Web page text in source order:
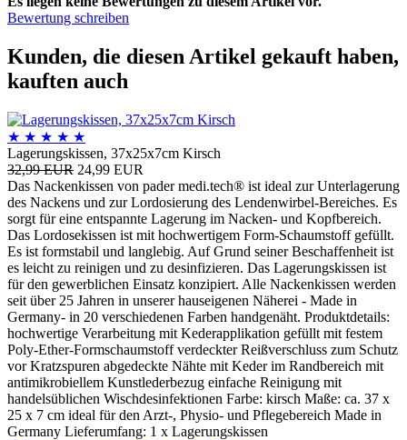
Bewertung schreiben
Kunden, die diesen Artikel gekauft haben,
kauften auch
★ ★ ★ ★ ★
Lagerungskissen, 37x25x7cm Kirsch
32,99 EUR 24,99 EUR
Das Nackenkissen von pader medi.tech® ist ideal zur Unterlagerung
des Nackens und zur Lordosierung des Lendenwirbel-Bereiches. Es
sorgt für eine entspannte Lagerung im Nacken- und Kopfbereich.
Das Lordosekissen ist mit hochwertigem Form-Schaumstoff gefüllt.
Es ist formstabil und langlebig. Auf Grund seiner Beschaffenheit ist
es leicht zu reinigen und zu desinfizieren. Das Lagerungskissen ist
für den gewerblichen Einsatz konzipiert. Alle Nackenkissen werden
seit über 25 Jahren in unserer hauseigenen Näherei - Made in
Germany- in 20 verschiedenen Farben handgenäht. Produktdetails:
hochwertige Verarbeitung mit Kederapplikation gefüllt mit festem
Poly-Ether-Formschaumstoff verdeckter Reißverschluss zum Schutz
vor Kratzspuren abgedeckte Nähte mit Keder im Randbereich mit
antimikrobiellem Kunstlederbezug einfache Reinigung mit
handelsüblichen Wischdesinfektionen Farbe: kirsch Maße: ca. 37 x
25 x 7 cm ideal für den Arzt-, Physio- und Pflegebereich Made in
Germany Lieferumfang: 1 x Lagerungskissen